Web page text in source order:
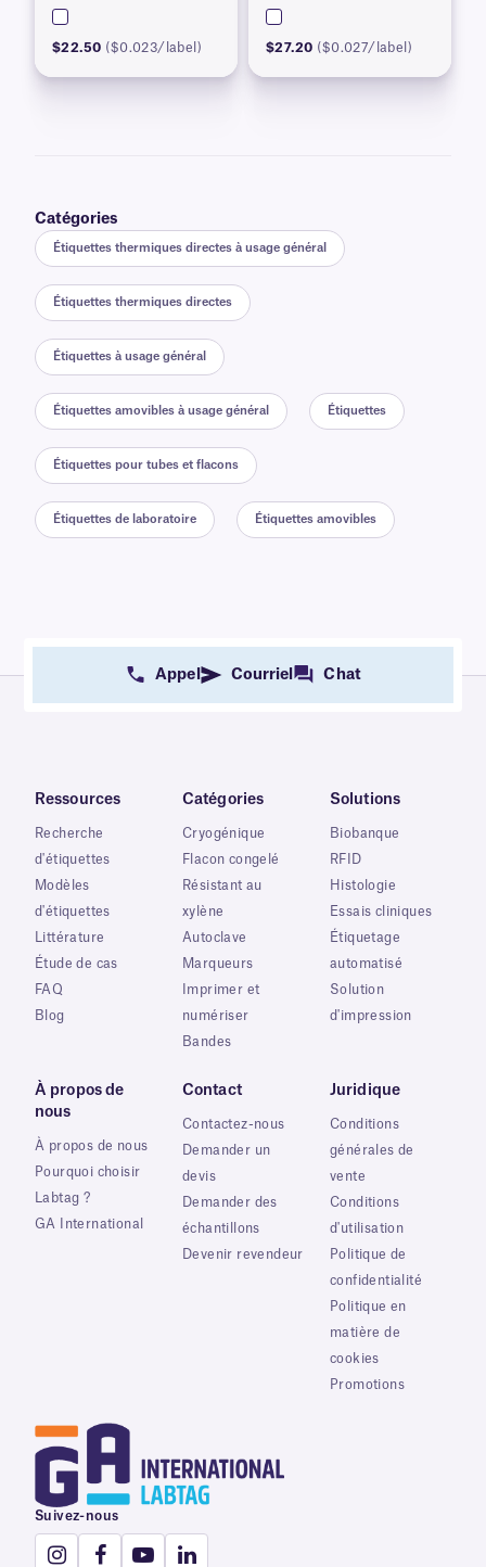
$22.50 ($0.023/label) $27.20 ($0.027/label)
Catégories
Étiquettes thermiques directes à usage général
Étiquettes thermiques directes
Étiquettes à usage général
Étiquettes amovibles à usage général Étiquettes
Étiquettes pour tubes et flacons
Étiquettes de laboratoire Étiquettes amovibles
Appel Courriel Chat
Ressources
Recherche
d'étiquettes
Modèles
d'étiquettes
Littérature
Étude de cas
FAQ
Blog
Catégories
Cryogénique
Flacon congelé
Résistant au
xylène
Autoclave
Marqueurs
Imprimer et
numériser
Bandes
Solutions
Biobanque
RFID
Histologie
Essais cliniques
Étiquetage
automatisé
Solution
d'impression
À propos de
nous
À propos de nous
Pourquoi choisir
Labtag ?
GA International
Contact
Contactez-nous
Demander un
devis
Demander des
échantillons
Devenir revendeur
Juridique
Conditions
générales de
vente
Conditions
d'utilisation
Politique de
confidentialité
Politique en
matière de
cookies
Promotions
Suivez-nous